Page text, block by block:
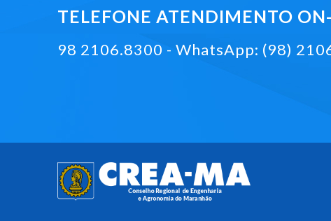
TELEFONE ATENDIMENTO
98 2106.8300 - WhatsApp: (98)